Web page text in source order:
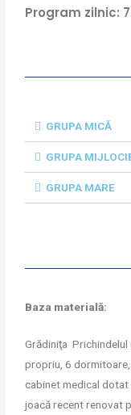
Program zilnic:
GRUPA MICĂ
GRUPA
GRUPA MARE
Baza materială:
Grădiniţa Prichindelul
propriu, 6 dormitoare,
cabinet medical
joacă recent renovat